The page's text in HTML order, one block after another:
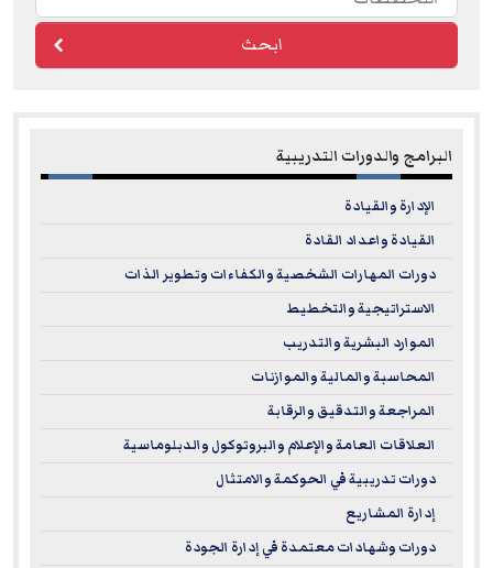
ابحث
البرامج والدورات التدريبية
الإدارة والقيادة
القيادة واعداد القادة
دورات المهارات الشخصية والكفاءات وتطوير الذات
الاستراتيجية والتخطيط
الموارد البشرية والتدريب
المحاسبة والمالية والموازنات
المراجعة والتدقيق والرقابة
العلاقات العامة والإعلام والبروتوكول والدبلوماسية
دورات تدريبية في الحوكمة والامتثال
إدارة المشاريع
دورات وشهادات معتمدة في إدارة الجودة